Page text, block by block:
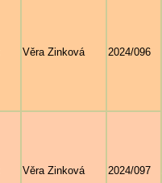
Věra Zinková 2024/096
Věra Zinková 2024/097